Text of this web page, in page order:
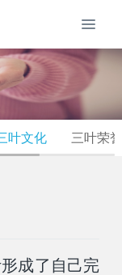
叶文化 三叶荣誉
成了自己完